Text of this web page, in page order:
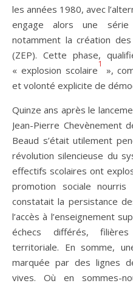
les années 1980, avec
engage alors une série
notamment la création
(ZEP). Cette phase,
« explosion scolaire
1
»,
et volonté explicite de
Quinze ans après le
Jean-Pierre Chevènement
Beaud s’était utilement
révolution silencieuse du
effectifs scolaires ont
promotion sociale
constatait la persistance
l’accès à l’enseignement
échecs différés, filières
territoriale. En somme,
marquée par des lignes
vives. Où en sommes-